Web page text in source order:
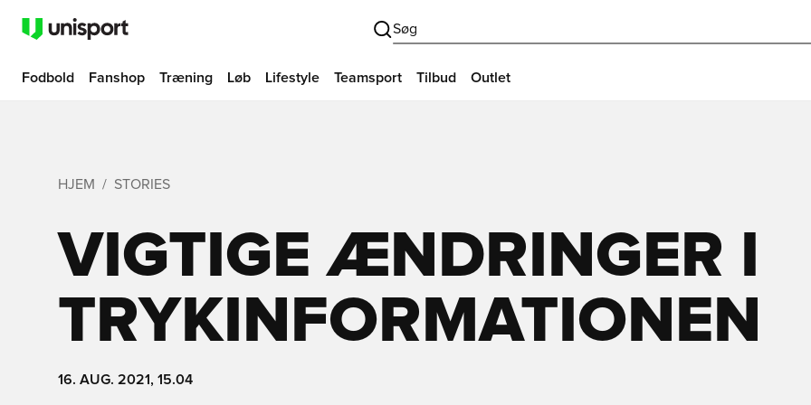
Søg
Fodbold Fanshop Træning Løb Lifestyle Teamsport Tilbud Outlet
HJEM STORIES
VIGTIGE ÆNDRINGER I
TRYKINFORMATIONEN
16. AUG. 2021, 15.04